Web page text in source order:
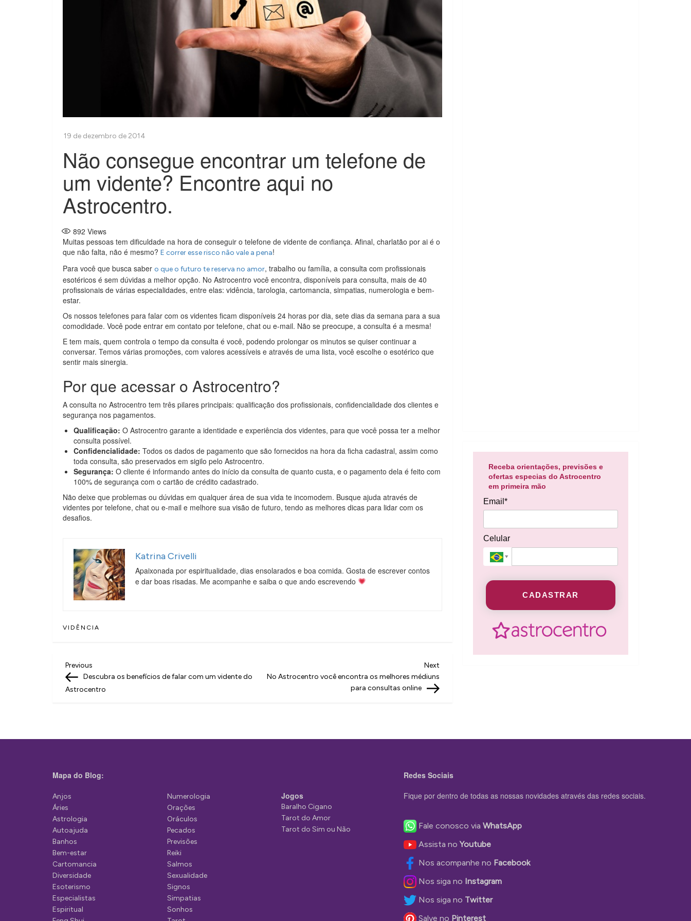
Não consegue encontrar um telefone de
um vidente? Encontre aqui no
Astrocentro.
892 Views
Muitas pessoas tem dificuldade na hora de conseguir o telefone de vidente de confiança. Afinal, charlatão por ai é o
que não falta, não é mesmo? E correr esse risco não vale a pena!
Para você que busca saber o que o futuro te reserva no amor, trabalho ou família, a consulta com profissionais
esotéricos é sem dúvidas a melhor opção. No Astrocentro você encontra, disponíveis para consulta, mais de 40
profissionais de várias especialidades, entre elas: vidência, tarologia, cartomancia, simpatias, numerologia e bem-
estar.
Os nossos telefones para falar com os videntes ficam disponíveis 24 horas por dia, sete dias da semana para a sua
comodidade. Você pode entrar em contato por telefone, chat ou e-mail. Não se preocupe, a consulta é a mesma!
E tem mais, quem controla o tempo da consulta é você, podendo prolongar os minutos se quiser continuar a
conversar. Temos várias promoções, com valores acessíveis e através de uma lista, você escolhe o esotérico que
sentir mais sinergia.
Por que acessar o Astrocentro?
A consulta no Astrocentro tem três pilares principais: qualificação dos profissionais, confidencialidade dos clientes e
segurança nos pagamentos.
Qualificação: O Astrocentro garante a identidade e experiência dos videntes, para que você possa ter a melhor
consulta possível.
Confidencialidade: Todos os dados de pagamento que são fornecidos na hora da ficha cadastral, assim como
toda consulta, são preservados em sigilo pelo Astrocentro.
Segurança: O cliente é informando antes do início da consulta de quanto custa, e o pagamento dela é feito com
100% de segurança com o cartão de crédito cadastrado.
Não deixe que problemas ou dúvidas em qualquer área de sua vida te incomodem. Busque ajuda através de
videntes por telefone, chat ou e-mail e melhore sua visão de futuro, tendo as melhores dicas para lidar com os
desafios.
Katrina Crivelli
Apaixonada por espiritualidade, dias ensolarados e boa comida. Gosta de escrever contos
e dar boas risadas. Me acompanhe e saiba o que ando escrevendo
VIDÊNCIA
N
a
g
ç
o
d
e
P
o
s
t
Previous
Post
Previous
Descubra os benefícios de falar com um vidente do
Astrocentro
Next
No Astrocentro você encontra os melhores médiuns
para consultas online
Receba orientações, previsões e
ofertas especias do Astrocentro
em primeira mão
Email*
Celular
CADASTRAR
Mapa do Blog:
Anjos
Áries
Astrologia
Autoajuda
Banhos
Bem-estar
Cartomancia
Diversidade
Esoterismo
Especialistas
Espiritual
Numerologia
Orações
Oráculos
Pecados
Previsões
Reiki
Salmos
Sexualidade
Signos
Simpatias
Sonhos
Jogos
Baralho Cigano
Tarot do Amor
Tarot do Sim ou Não
Redes Sociais
Fique por dentro de todas as nossas novidades através das redes sociais.
Fale conosco via WhatsApp
Assista noYoutube
Nos acompanhe no Facebook
Nos siga no Instagram
Nos siga no Twitter
Salve no Pinterest